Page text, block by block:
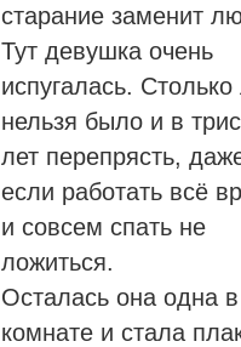
старание заменит
Тут девушка очень
испугалась. Столько
нельзя было и в
лет перепрясть,
если работать всё
и совсем спать не
ложиться.
Осталась она одна в
комнате и стала